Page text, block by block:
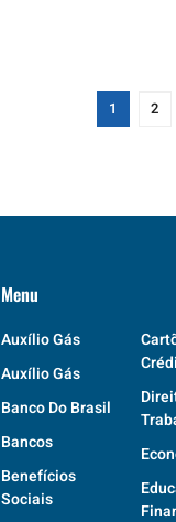
1 2
Menu
Auxílio Gás
Auxílio Gás
Banco Do Brasil
Bancos
Benefícios
Sociais